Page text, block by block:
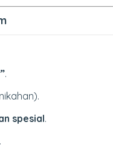
.
spesial.